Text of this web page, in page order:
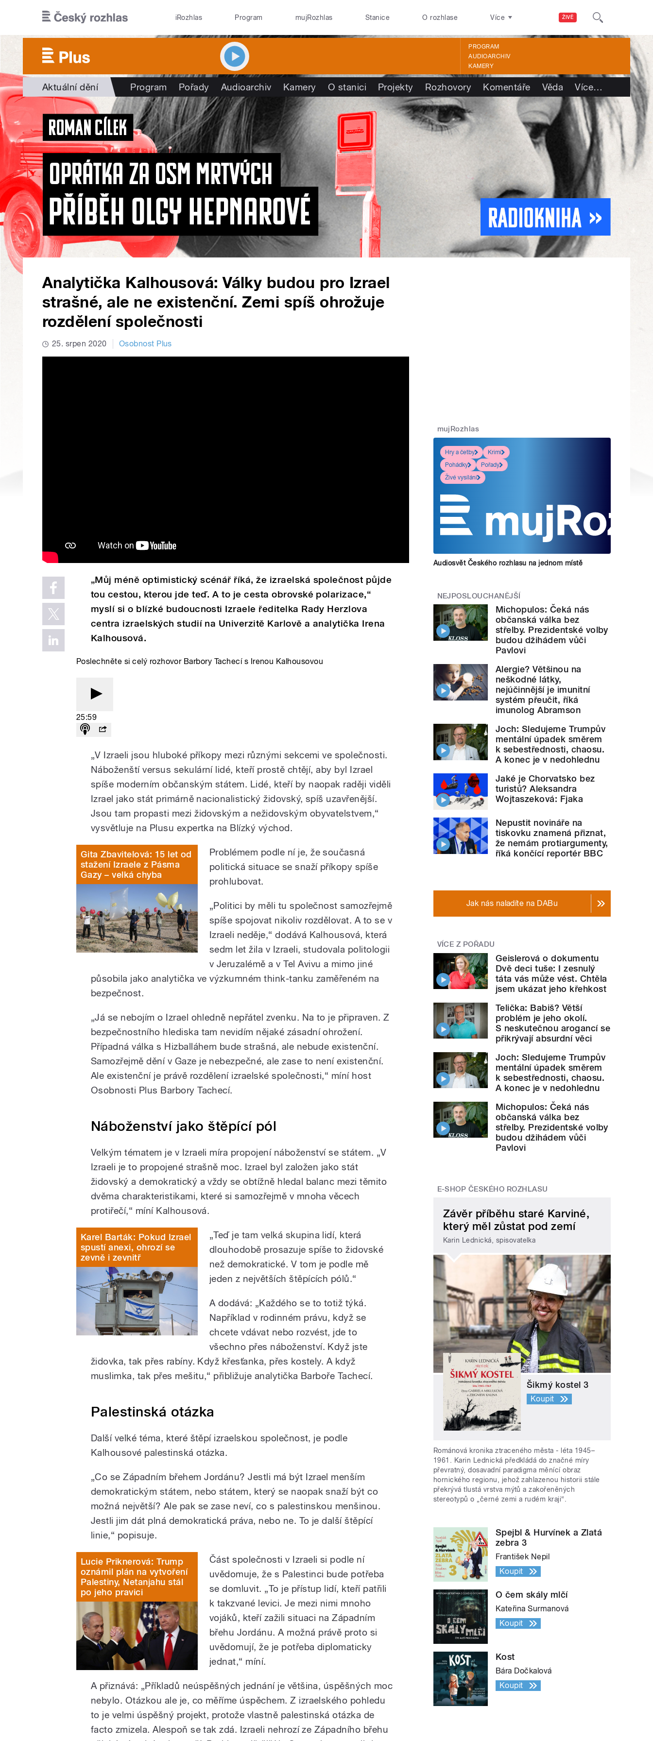
ŽIVĚ
iRozhlas Program mujRozhlas Stanice O rozhlase Více
PROGRAM
AUDIOARCHIV
KAMERY
Aktuální dění Program Pořady Audioarchiv Kamery O stanici Projekty Rozhovory Komentáře Věda Více…
Analytička Kalhousová: Války budou pro Izrael
strašné, ale ne existenční. Zemi spíš ohrožuje
rozdělení společnosti
25. srpen 2020 Osobnost Plus
„Můj méně optimistický scénář říká, že izraelská společnost půjde
tou cestou, kterou jde teď. A to je cesta obrovské polarizace,“
myslí si o blízké budoucnosti Izraele ředitelka Rady Herzlova
centra izraelských studií na Univerzitě Karlově a analytička Irena
Kalhousová.
Poslechněte si celý rozhovor Barbory Tachecí s Irenou Kalhousovou
25:59
„V Izraeli jsou hluboké příkopy mezi různými sekcemi ve společnosti.
Náboženští versus sekulární lidé, kteří prostě chtějí, aby byl Izrael
spíše moderním občanským státem. Lidé, kteří by naopak raději viděli
Izrael jako stát primárně nacionalistický židovský, spíš uzavřenější.
Jsou tam propasti mezi židovským a nežidovským obyvatelstvem,“
vysvětluje na Plusu expertka na Blízký východ.
Gita Zbavitelová: 15 let od
stažení Izraele z Pásma
Gazy – velká chyba
Problémem podle ní je, že současná
politická situace se snaží příkopy spíše
prohlubovat.
„Politici by měli tu společnost samozřejmě
spíše spojovat nikoliv rozdělovat. A to se v
Izraeli neděje,“ dodává Kalhousová, která
sedm let žila v Izraeli, studovala politologii
v Jeruzalémě a v Tel Avivu a mimo jiné
působila jako analytička ve výzkumném think-tanku zaměřeném na
bezpečnost.
„Já se nebojím o Izrael ohledně nepřátel zvenku. Na to je připraven. Z
bezpečnostního hlediska tam nevidím nějaké zásadní ohrožení.
Případná válka s Hizballáhem bude strašná, ale nebude existenční.
Samozřejmě dění v Gaze je nebezpečné, ale zase to není existenční.
Ale existenční je právě rozdělení izraelské společnosti,“ míní host
Osobnosti Plus Barbory Tachecí.
Náboženství jako štěpící pól
Velkým tématem je v Izraeli míra propojení náboženství se státem. „V
Izraeli je to propojené strašně moc. Izrael byl založen jako stát
židovský a demokratický a vždy se obtížně hledal balanc mezi těmito
dvěma charakteristikami, které si samozřejmě v mnoha věcech
protiřečí,“ míní Kalhousová.
Karel Barták: Pokud Izrael
spustí anexi, ohrozí se
zevně i zevnitř
„Teď je tam velká skupina lidí, která
dlouhodobě prosazuje spíše to židovské
než demokratické. V tom je podle mě
jeden z největších štěpících pólů.“
A dodává: „Každého se to totiž týká.
Například v rodinném právu, když se
chcete vdávat nebo rozvést, jde to
všechno přes náboženství. Když jste
židovka, tak přes rabíny. Když křesťanka, přes kostely. A když
muslimka, tak přes mešitu,“ přibližuje analytička Barboře Tachecí.
Palestinská otázka
Další velké téma, které štěpí izraelskou společnost, je podle
Kalhousové palestinská otázka.
„Co se Západním břehem Jordánu? Jestli má být Izrael menším
demokratickým státem, nebo státem, který se naopak snaží být co
možná největší? Ale pak se zase neví, co s palestinskou menšinou.
Jestli jim dát plná demokratická práva, nebo ne. To je další štěpící
linie,“ popisuje.
Lucie Priknerová: Trump
oznámil plán na vytvoření
Palestiny, Netanjahu stál
po jeho pravici
Část společnosti v Izraeli si podle ní
uvědomuje, že s Palestinci bude potřeba
se domluvit. „To je přístup lidí, kteří patřili
k takzvané levici. Je mezi nimi mnoho
vojáků, kteří zažili situaci na Západním
břehu Jordánu. A možná právě proto si
uvědomují, že je potřeba diplomaticky
jednat,“ míní.
A přiznává: „Příkladů neúspěšných jednání je většina, úspěšných moc
nebylo. Otázkou ale je, co měříme úspěchem. Z izraelského pohledu
to je velmi úspěšný projekt, protože vlastně palestinská otázka de
facto zmizela. Alespoň se tak zdá. Izraeli nehrozí ze Západního břehu
mujRozhlas
Hry a četby
Krimi
Pohádky
Pořady
Živé vysílání
Audiosvět Českého rozhlasu na jednom místě
NEJPOSLOUCHANĚJŠÍ
Michopulos: Čeká nás
občanská válka bez
střelby. Prezidentské volby
budou džihádem vůči
Pavlovi
Alergie? Většinou na
neškodné látky,
nejúčinnější je imunitní
systém přeučit, říká
imunolog Abramson
Joch: Sledujeme Trumpův
mentální úpadek směrem
k sebestřednosti, chaosu.
A konec je v nedohlednu
Jaké je Chorvatsko bez
turistů? Aleksandra
Wojtaszeková: Fjaka
Nepustit novináře na
tiskovku znamená přiznat,
že nemám protiargumenty,
říká končící reportér BBC
Jak nás naladíte na DABu
VÍCE Z POŘADU
Geislerová o dokumentu
Dvě deci tuše: I zesnulý
táta vás může vést. Chtěla
jsem ukázat jeho křehkost
Telička: Babiš? Větší
problém je jeho okolí.
S neskutečnou arogancí se
přikrývají absurdní věci
Joch: Sledujeme Trumpův
mentální úpadek směrem
k sebestřednosti, chaosu.
A konec je v nedohlednu
Michopulos: Čeká nás
občanská válka bez
střelby. Prezidentské volby
budou džihádem vůči
Pavlovi
E-SHOP ČESKÉHO ROZHLASU
Závěr příběhu staré Karviné,
který měl zůstat pod zemí
Karin Lednická, spisovatelka
Šikmý kostel 3
Koupit
Románová kronika ztraceného města - léta 1945–
1961. Karin Lednická předkládá do značné míry
převratný, dosavadní paradigma měnící obraz
hornického regionu, jehož zahlazenou historii stále
překrývá tlustá vrstva mýtů a zakořeněných
stereotypů o „černé zemi a rudém kraji“.
Spejbl & Hurvínek a Zlatá
zebra 3
František Nepil
Koupit
O čem skály mlčí
Kateřina Surmanová
Koupit
Kost
Bára Dočkalová
Koupit